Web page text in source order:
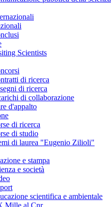
Scientists
di ricerca
di ricerca
di collaborazione
d'appalto
di ricerca
di studio
di laurea "Eugenio Zilioli"
e stampa
e società
scientifica e ambientale
Mille al Cnr